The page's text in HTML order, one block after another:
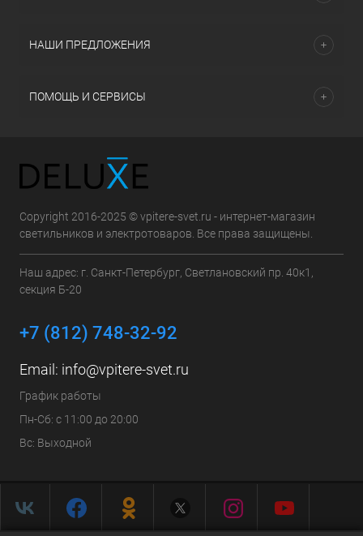
НАШИ ПРЕДЛОЖЕНИЯ
ПОМОЩЬ И СЕРВИСЫ
Copyright 2016-2025 © vpitere-svet.ru - интернет-магазин
светильников и электротоваров. Все права защищены.
Наш адрес: г. Санкт-Петербург, Светлановский пр. 40к1,
секция Б-20
+7 (812) 748-32-92
Email: info@vpitere-svet.ru
График работы
Пн-Сб: с 11:00 до 20:00
Вс: Выходной